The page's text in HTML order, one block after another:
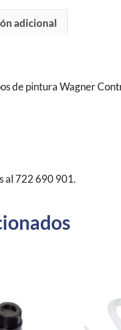
adicional
de pintura Wagner
al 722 690 901.